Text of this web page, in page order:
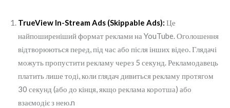
TrueView In-Stream Ads (Skippable Ads): Це
найпоширеніший формат реклами на YouTube. Оголошення
відтворюються перед, під час або після інших відео. Глядачі
можуть пропустити рекламу через 5 секунд. Рекламодавець
платить лише тоді, коли глядач дивиться рекламу протягом
30 секунд (або до кінця, якщо реклама коротша) або
взаємодіє з нею.n